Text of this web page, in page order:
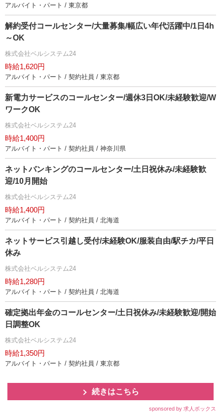
アルバイト・パート / 東京都
解約受付コールセンター/大量募集/幅広い年代活躍中/1日4h
～OK
株式会社ベルシステム24
時給1,620円
アルバイト・パート / 契約社員 / 東京都
新電力サービスのコールセンター/週休3日OK/未経験歓迎/W
ワークOK
株式会社ベルシステム24
時給1,400円
アルバイト・パート / 契約社員 / 神奈川県
ネットバンキングのコールセンター/土日祝休み/未経験歓
迎/10月開始
株式会社ベルシステム24
時給1,400円
アルバイト・パート / 契約社員 / 北海道
ネットサービス引越し受付/未経験OK/服装自由/駅チカ/平日
休み
株式会社ベルシステム24
時給1,280円
アルバイト・パート / 契約社員 / 北海道
確定拠出年金のコールセンター/土日祝休み/未経験歓迎/開始
日調整OK
株式会社ベルシステム24
時給1,350円
アルバイト・パート / 契約社員 / 東京都
続きはこちら
sponsored by 求人ボックス